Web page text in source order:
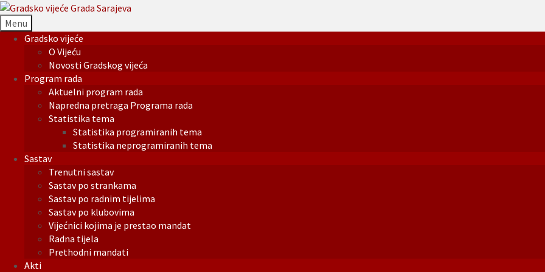
Menu
Gradsko vijeće
O Vijeću
Novosti Gradskog vijeća
Program rada
Aktuelni program rada
Napredna pretraga Programa rada
Statistika tema
Statistika programiranih tema
Statistika neprogramiranih tema
Sastav
Trenutni sastav
Sastav po strankama
Sastav po radnim tijelima
Sastav po klubovima
Vijećnici kojima je prestao mandat
Radna tijela
Prethodni mandati
Akti